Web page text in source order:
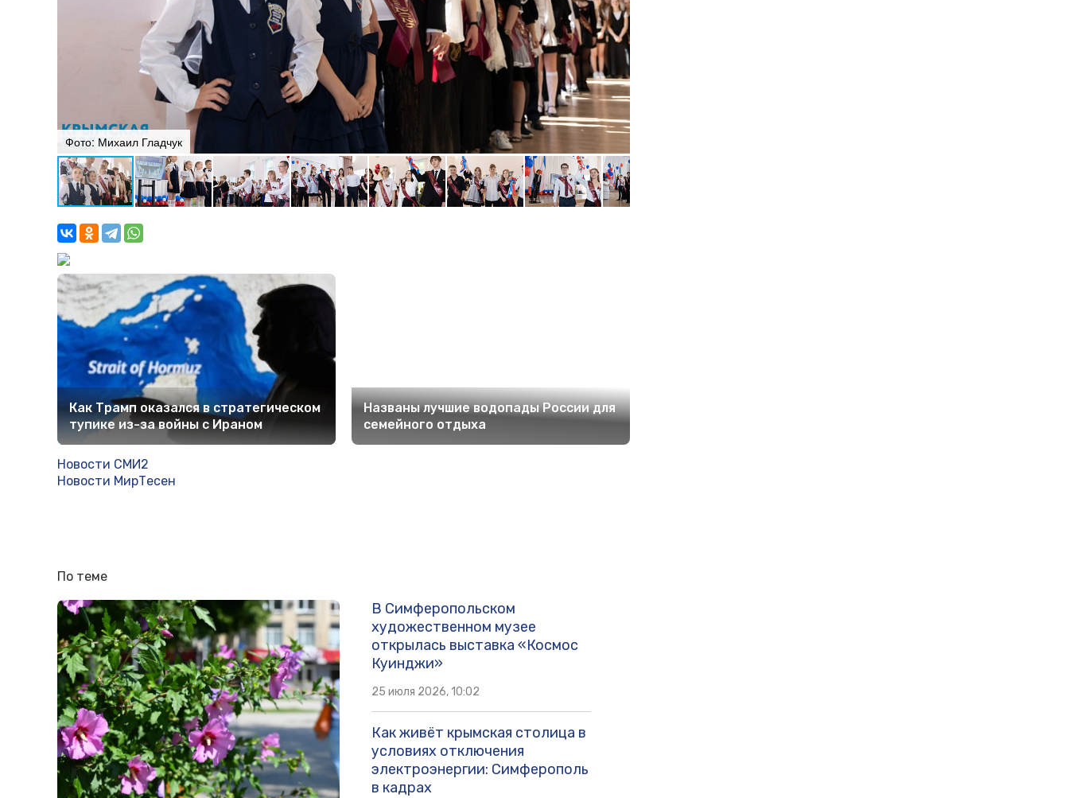
Фото: Михаил Гладчук
Как Трамп оказался в стратегическом
тупике из-за войны с Ираном
Названы лучшие водопады России для
семейного отдыха
Новости СМИ2
Новости МирТесен
По теме
В Симферопольском
художественном музее
открылась выставка «Космос
Куинджи»
25 июля 2026, 10:02
Как живёт крымская столица в
условиях отключения
электроэнергии: Симферополь
в кадрах